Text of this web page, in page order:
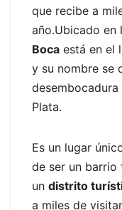
que recibe a
año.Ubicado en
Boca está en el
y su nombre se
desembocadura
Plata.
Es un lugar
de ser un barrio
un distrito
a miles de